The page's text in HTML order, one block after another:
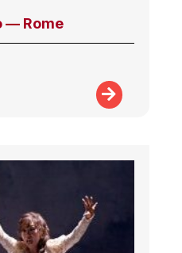
— Rome